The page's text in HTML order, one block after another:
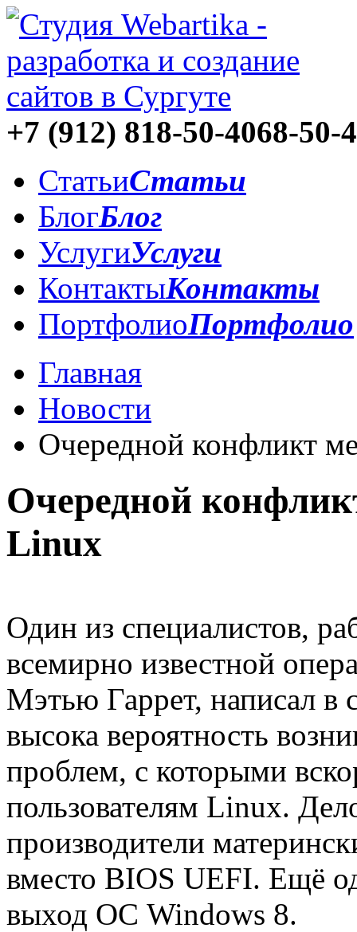
+7 (912) 818-50-4068-50-
СтатьиСтатьи
БлогБлог
УслугиУслуги
КонтактыКонтакты
ПортфолиоПортфолио
Главная
Новости
Очередной конфликт
Очередной
Linux
Один из специалистов,
всемирно известной
Мэтью Гаррет, написал в
высока вероятность
проблем, с которыми
пользователям Linux.
производители
вместо BIOS UEFI. Ещё
выход ОС Windows 8.